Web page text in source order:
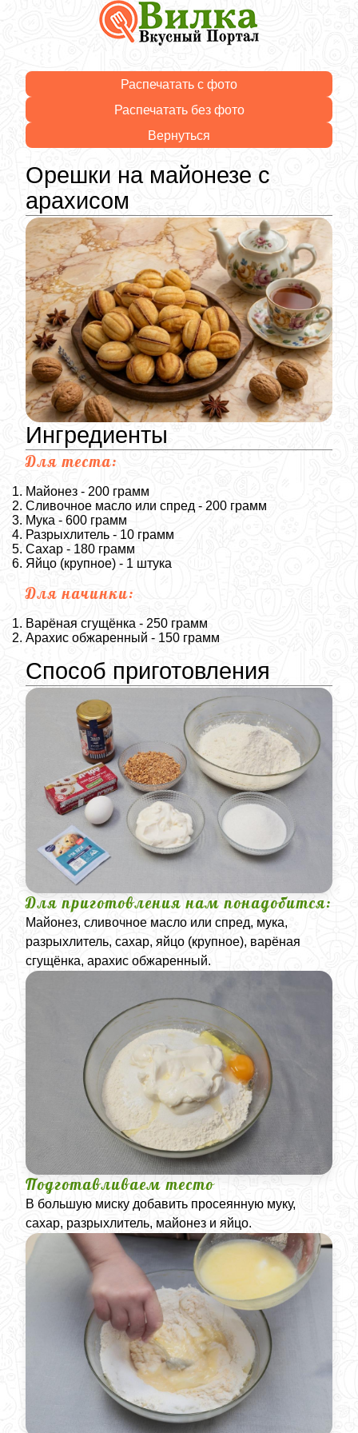
Распечатать с фото
Распечатать без фото
Вернуться
Орешки на майонезе с
арахисом
Ингредиенты
Для теста:
Майонез - 200 грамм
Сливочное масло или спред - 200 грамм
Мука - 600 грамм
Разрыхлитель - 10 грамм
Сахар - 180 грамм
Яйцо (крупное) - 1 штука
Для начинки:
Варёная сгущёнка - 250 грамм
Арахис обжаренный - 150 грамм
Способ приготовления
Для приготовления нам понадобится:
Майонез, сливочное масло или спред, мука,
разрыхлитель, сахар, яйцо (крупное), варёная
сгущёнка, арахис обжаренный.
Подготавливаем тесто
В большую миску добавить просеянную муку,
сахар, разрыхлитель, майонез и яйцо.